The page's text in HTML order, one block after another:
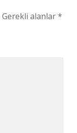
Gerekli alanlar*